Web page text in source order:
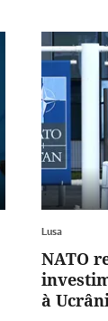
Lusa
NATO
à